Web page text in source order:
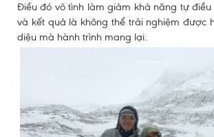
Điều đó vô tình làm giảm khả năng tự điều
và kết quả là không thể trải nghiệm được
diệu mà hành trình mang lại.